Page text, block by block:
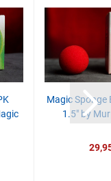
Magic Sponge
1.5" by